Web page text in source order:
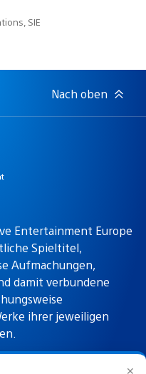
✕
SIE
Nach oben
Entertainment Europe
Spieltitel,
Aufmachungen,
damit verbundene
ihrer jeweiligen